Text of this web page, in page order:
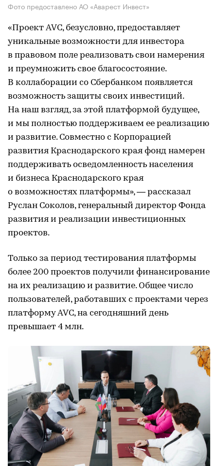
Фото предоставлено АО «Аварест Инвест»
«Проект AVC, безусловно, предоставляет
уникальные возможности для инвестора
в правовом поле реализовать свои намерения
и преумножить свое благосостояние.
В коллаборации со Сбербанком появляется
возможность защиты своих инвестиций.
На наш взгляд, за этой платформой будущее,
и мы полностью поддерживаем ее реализацию
и развитие. Совместно с Корпорацией
развития Краснодарского края фонд намерен
поддерживать осведомленность населения
и бизнеса Краснодарского края
о возможностях платформы», — рассказал
Руслан Соколов, генеральный директор Фонда
развития и реализации инвестиционных
проектов.
Только за период тестирования платформы
более 200 проектов получили финансирование
на их реализацию и развитие. Общее число
пользователей, работавших с проектами через
платформу AVC, на сегодняшний день
превышает 4 млн.